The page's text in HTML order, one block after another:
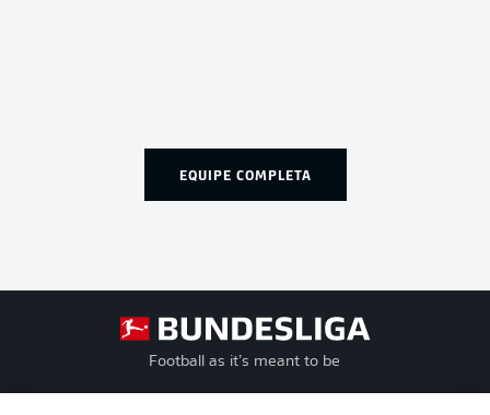
EQUIPE COMPLETA
Football as it’s meant to be